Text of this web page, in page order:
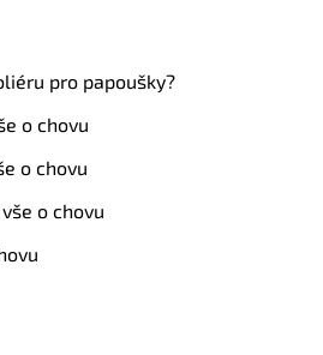
pro papoušky?
o chovu
o chovu
o chovu